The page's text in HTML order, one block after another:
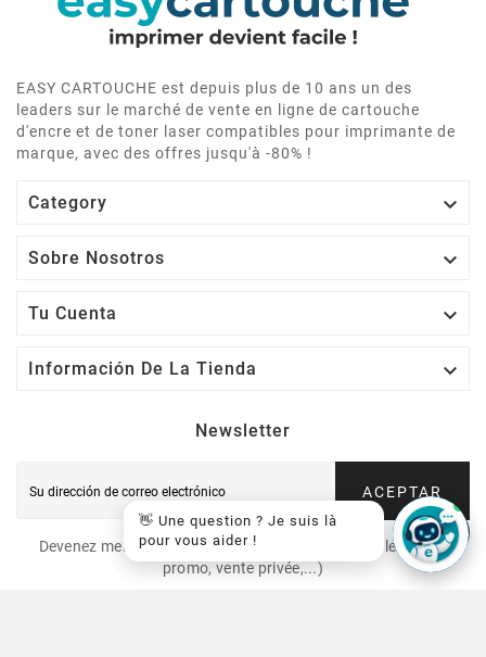
EASY CARTOUCHE est depuis plus de 10 ans un des
leaders sur le marché de vente en ligne de cartouche
d'encre et de toner laser compatibles pour imprimante de
marque, avec des offres jusqu'à -80% !
Category 
Sobre Nosotros 
Tu Cuenta 
Información De La Tienda 
Newsletter
ACEPTAR
Devenez membre VIP et recevez nos offres spéciales (code
promo, vente privée,...)
👋 Une question ? Je suis là
pour vous aider !